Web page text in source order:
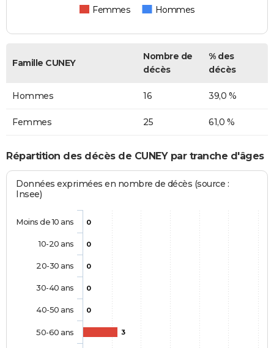
Femmes Hommes
Famille CUNEY
Nombre de
décès
% des
décès
Hommes 16 39,0 %
Femmes 25 61,0 %
Répartition des décès de CUNEY par tranche d'âges
Données exprimées en nombre de décès (source :
Insee)
0
0
0
0
0
3
Moins de 10 ans
10-20 ans
20-30 ans
30-40 ans
40-50 ans
50-60 ans